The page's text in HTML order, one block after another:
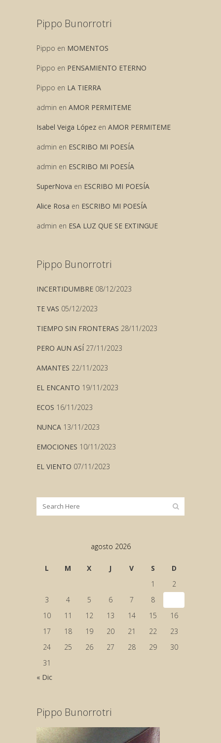
Pippo Bunorrotri
Pippo en MOMENTOS
Pippo en PENSAMIENTO ETERNO
Pippo en LA TIERRA
admin en AMOR PERMITEME
Isabel Veiga López en AMOR PERMITEME
admin en ESCRIBO MI POESÍA
admin en ESCRIBO MI POESÍA
SuperNova en ESCRIBO MI POESÍA
Alice Rosa en ESCRIBO MI POESÍA
admin en ESA LUZ QUE SE EXTINGUE
Pippo Bunorrotri
INCERTIDUMBRE 08/12/2023
TE VAS 05/12/2023
TIEMPO SIN FRONTERAS 28/11/2023
PERO AUN ASÍ 27/11/2023
AMANTES 22/11/2023
EL ENCANTO 19/11/2023
ECOS 16/11/2023
NUNCA 13/11/2023
EMOCIONES 10/11/2023
EL VIENTO 07/11/2023
agosto 2026
L M X J V S
D
1
2
3
4 5 6 7 8
10
11 12 13 14 15
16
17
18 19 20 21 22
23
24
25 26 27 28 29
30
31
« Dic
Pippo Bunorrotri